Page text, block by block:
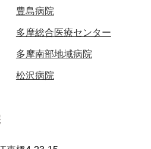
豊島病院
多摩総合医療センター
多摩南部地域病院
松沢病院